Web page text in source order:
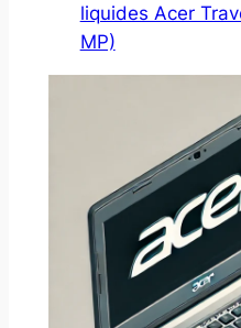
liquides Acer
MP)